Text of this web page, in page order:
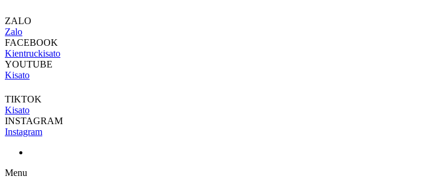
ZALO
Zalo
FACEBOOK
Kientruckisato
YOUTUBE
Kisato
TIKTOK
Kisato
INSTAGRAM
Instagram
Menu